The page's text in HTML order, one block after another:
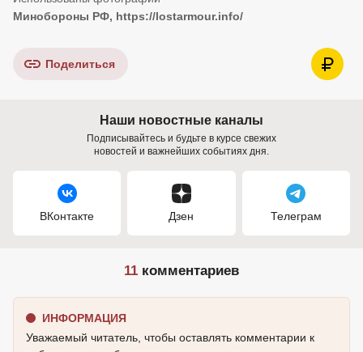
Минобороны РФ, https://lostarmour.info/
Поделиться
Наши новостные каналы
Подписывайтесь и будьте в курсе свежих
новостей и важнейших событиях дня.
ВКонтакте Дзен Телеграм
11 комментариев
ИНФОРМАЦИЯ
Уважаемый читатель, чтобы оставлять комментарии к